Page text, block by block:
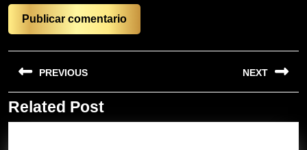
Navegación
de
entradas
PREVIOUS
Entrada
anterior:
NEXT
entrada:
Related Post